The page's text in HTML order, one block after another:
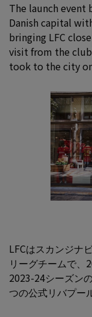
The launch
Danish capital
bringing LFC
visit from the
took to the city
LFCはスカンジナ
リーグチームで、
2023-24シーズン
つの公式リバプー